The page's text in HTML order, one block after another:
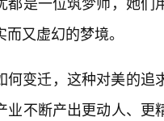
又虚幻的梦境。
何变迁，这种对美的
业不断产出更动人、